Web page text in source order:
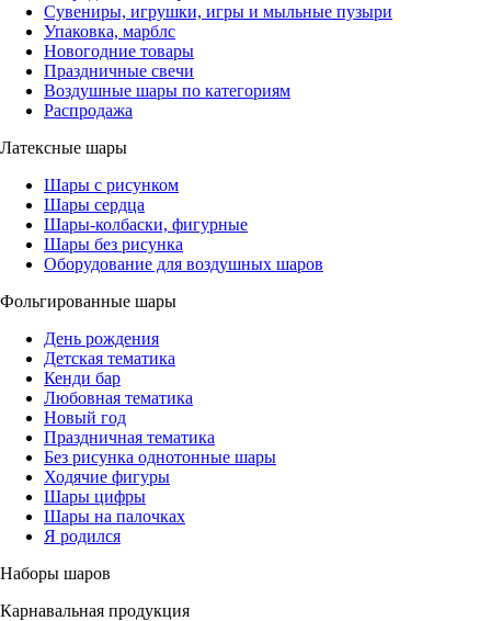
Сувениры, игрушки, игры и мыльные пузыри
Упаковка, марблс
Новогодние товары
Праздничные свечи
Воздушные шары по категориям
Распродажа
Латексные шары
Шары с рисунком
Шары сердца
Шары-колбаски, фигурные
Шары без рисунка
Оборудование для воздушных шаров
Фольгированные шары
День рождения
Детская тематика
Кенди бар
Любовная тематика
Новый год
Праздничная тематика
Без рисунка однотонные шары
Ходячие фигуры
Шары цифры
Шары на палочках
Я родился
Наборы шаров
Карнавальная продукция